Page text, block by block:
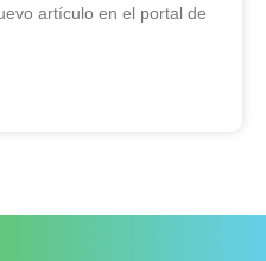
artículo en el portal de